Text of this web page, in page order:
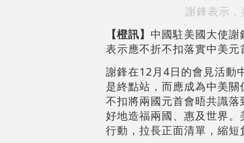
謝鋒表示，
【橙訊】 中國駐美國大使謝
表示應不折不扣落實中美元
謝鋒在12月4日的會見活動
是終點站，而應成為中美
不扣將兩國元首會晤共識
好地造福兩國、惠及世界
行動，拉長正面清單，縮短